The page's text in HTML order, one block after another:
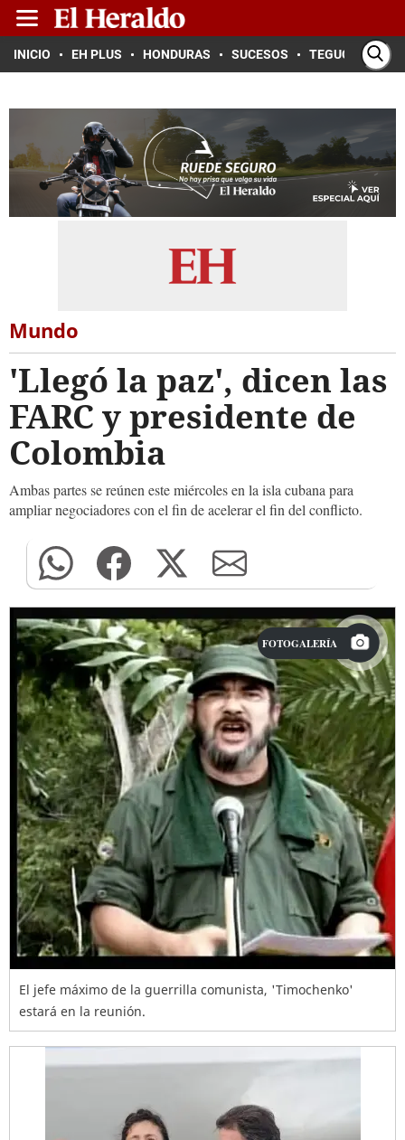
INICIO EH PLUS HONDURAS SUCESOS TEGUCIGALPA
Mundo
'Llegó la paz', dicen las
FARC y presidente de
Colombia
Ambas partes se reúnen este miércoles en la isla cubana para
ampliar negociadores con el fin de acelerar el fin del conflicto.
FOTOGALERÍA
El jefe máximo de la guerrilla comunista, 'Timochenko'
estará en la reunión.